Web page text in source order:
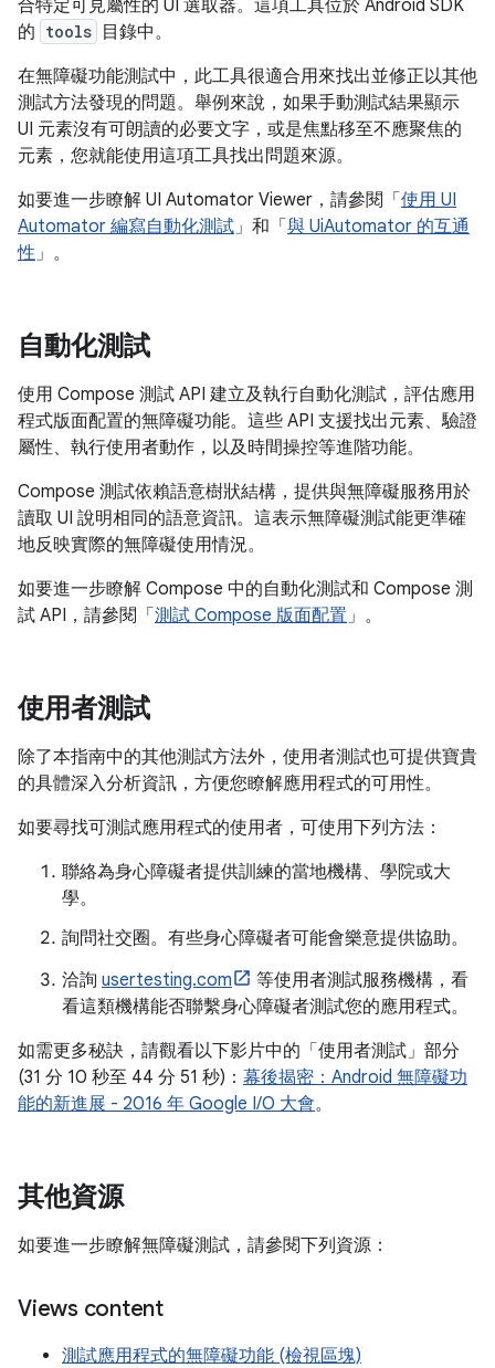
合特定可見屬性的 UI 選取器。這項工具位於 Android SDK
的 tools
目錄中。
在無障礙功能測試中，此工具很適合用來找出並修正以其他
測試方法發現的問題。舉例來說，如果手動測試結果顯示
UI 元素沒有可朗讀的必要文字，或是焦點移至不應聚焦的
元素，您就能使用這項工具找出問題來源。
如要進一步瞭解 UI Automator Viewer，請參閱「 使用 UI
Automator 編寫自動化測試」和「 與 UiAutomator 的互通
性」。
自動化測試
使用 Compose 測試 API 建立及執行自動化測試，評估應用
程式版面配置的無障礙功能。這些 API 支援找出元素、驗證
屬性、執行使用者動作，以及時間操控等進階功能。
Compose 測試依賴語意樹狀結構，提供與無障礙服務用於
讀取 UI 說明相同的語意資訊。這表示無障礙測試能更準確
地反映實際的無障礙使用情況。
如要進一步瞭解 Compose 中的自動化測試和 Compose 測
試 API，請參閱「 測試 Compose 版面配置」。
使用者測試
除了本指南中的其他測試方法外，使用者測試也可提供寶貴
的具體深入分析資訊，方便您瞭解應用程式的可用性。
如要尋找可測試應用程式的使用者，可使用下列方法：
聯絡為身心障礙者提供訓練的當地機構、學院或大
學。
詢問社交圈。有些身心障礙者可能會樂意提供協助。
洽詢 usertesting.com
等使用者測試服務機構，看
看這類機構能否聯繫身心障礙者測試您的應用程式。
如需更多秘訣，請觀看以下影片中的「使用者測試」部分
(31 分 10 秒至 44 分 51 秒)： 幕後揭密：Android 無障礙功
能的新進展 - 2016 年 Google I/O 大會。
其他資源
如要進一步瞭解無障礙測試，請參閱下列資源：
Views content
測試應用程式的無障礙功能 (檢視區塊)